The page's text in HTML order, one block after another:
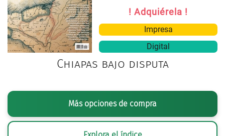
! Adquiérela !
Impresa
Digital
Chiapas bajo disputa
Más opciones de compra